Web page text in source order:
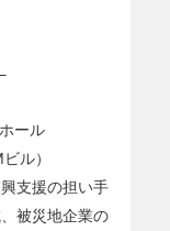
ール
ル）
支援の担い手
被災地企業の